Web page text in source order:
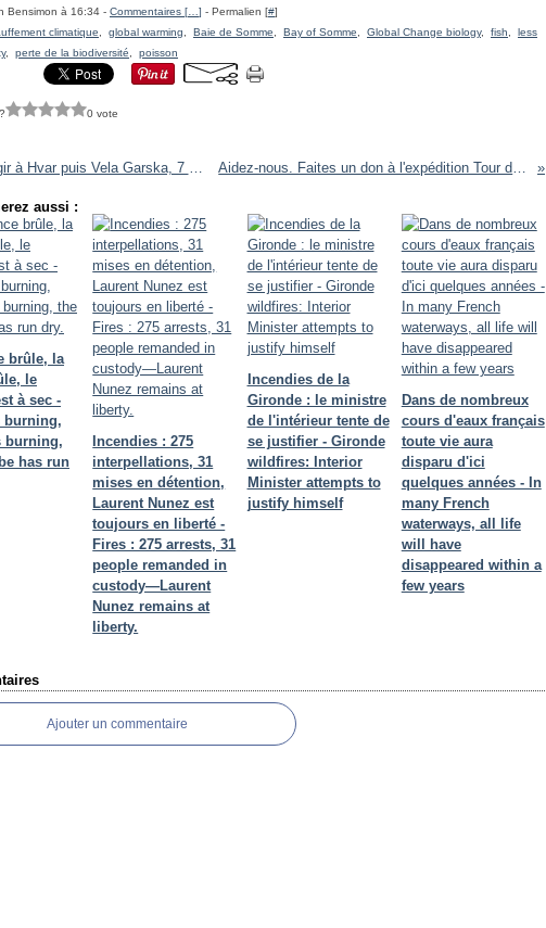
Bensimon à 16:34 - Commentaires [ ] - Permalien [#]
climatique global warming Baie de Somme Bay of Somme Global Change biology, fish
less
, perte de la biodiversité poisson
0 vote
De Trogir à Hvar puis Vela Garska, 7 avril 2019 - From Trogir to Hvar and Vela Garska, April 7, 2019 Aidez-nous. Faites un don à l'expédition Tour des deux Amériques solidaire en voilier - Make a donation to T2A Expeditions
aussi :
brûle, la
le
à sec -
burning,
burning,
has run
Incendies : 275
interpellations, 31
mises en détention,
Laurent Nunez est
toujours en liberté -
Fires : 275 arrests, 31
people remanded in
custody—Laurent
Nunez remains at
liberty.
Incendies de la
Gironde : le ministre
de l'intérieur tente de
se justifier - Gironde
wildfires: Interior
Minister attempts to
justify himself
Dans de nombreux
cours d'eaux français
toute vie aura
disparu d'ici
quelques années - In
many French
waterways, all life
will have
disappeared within a
few years
Ajouter un commentaire